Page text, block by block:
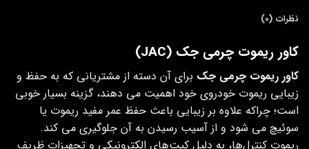
نظرات (0)
کاور ریموت چرمی جک (JAC)
کاور ریموت چرمی جک برای آن دسته از مشتریانی که به حفظ و
زیبایی ریموت خودروی خود اهمیت می دهند، گزینه بسیار خوبی
است؛ چراکه علاوه بر زیبایی باعث حفظ عمر مفید ریموت یا
سوئیچ می شود و از آسیب رسیدن به آن جلوگیری می کند.
ریموت کنترل‌ها، به دلیل کیت‌های الکترونیکی و تجهیزات ظریف